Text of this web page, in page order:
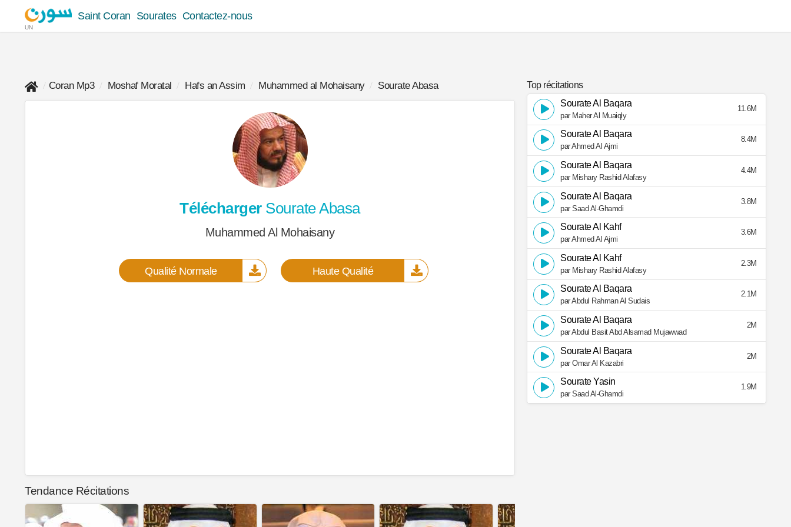
UN
Saint Coran Sourates Contactez-nous
Coran Mp3 Moshaf Moratal Hafs an Assim Muhammed al Mohaisany Sourate Abasa
TéléchargerSourate Abasa
Muhammed Al Mohaisany
Qualité Normale Haute Qualité
Tendance Récitations
Top récitations
Sourate Al Baqara
par Maher Al Muaiqly
11.6M
Sourate Al Baqara
par Ahmed Al Ajmi
8.4M
Sourate Al Baqara
par Mishary Rashid Alafasy
4.4M
Sourate Al Baqara
par Saad Al-Ghamdi
3.8M
Sourate Al Kahf
par Ahmed Al Ajmi
3.6M
Sourate Al Kahf
par Mishary Rashid Alafasy
2.3M
Sourate Al Baqara
par Abdul Rahman Al Sudais
2.1M
Sourate Al Baqara
par Abdul Basit Abd Alsamad Mujawwad
2M
Sourate Al Baqara
par Omar Al Kazabri
2M
Sourate Yasin
par Saad Al-Ghamdi
1.9M